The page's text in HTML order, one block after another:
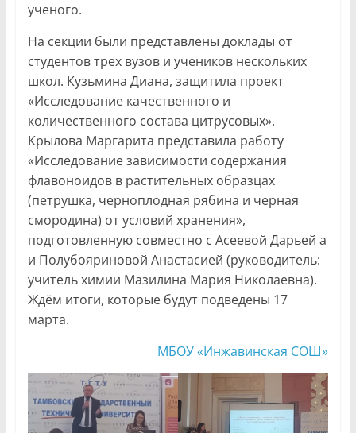
ученого.
На секции были представлены доклады от
студентов трех вузов и учеников нескольких
школ. Кузьмина Диана, защитила проект
«Исследование качественного и
количественного состава цитрусовых».
Крылова Маргарита представила работу
«Исследование зависимости содержания
флавоноидов в растительных образцах
(петрушка, черноплодная рябина и черная
смородина) от условий хранения»,
подготовленную совместно с Асеевой Дарьей а
и Полубояриновой Анастасией (руководитель:
учитель химии Мазилина Мария Николаевна).
Ждём итоги, которые будут подведены 17
марта.
МБОУ «Инжавинская СОШ»